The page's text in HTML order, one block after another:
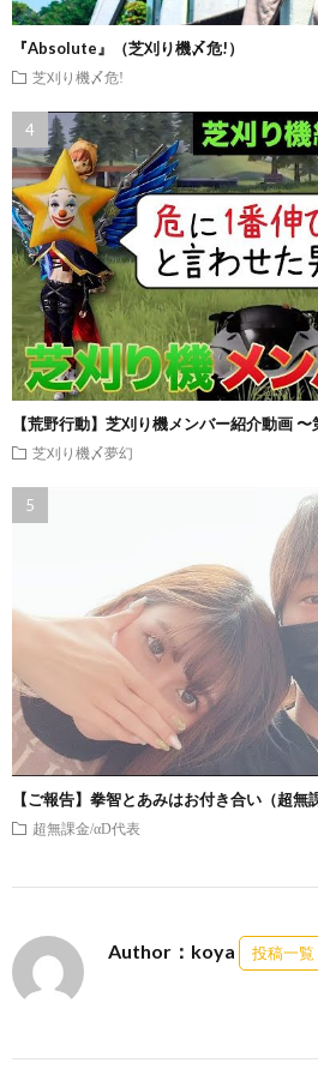
『Absolute』（芝刈り機〆危!）
芝刈り機〆危!
【荒野行動】芝刈り機メンバー紹介動画
芝刈り機〆夢幻
【ご報告】拳智とあみはお付き合い（超無
超無課金/αD代表
Author：koya 投稿一覧